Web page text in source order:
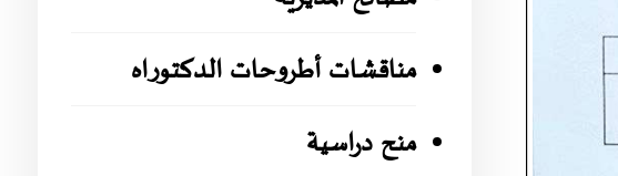
مناقشات أطروحات الدكتوراه
منح دراسية